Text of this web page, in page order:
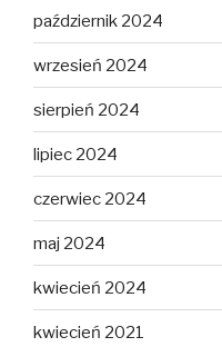
październik 2024
wrzesień 2024
sierpień 2024
lipiec 2024
czerwiec 2024
maj 2024
kwiecień 2024
kwiecień 2021